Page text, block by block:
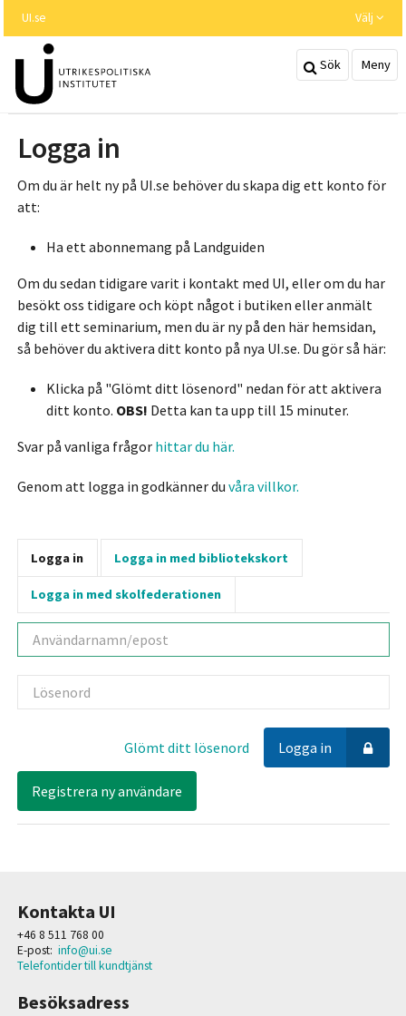
huvudinnehållet
UI.se Välj
Sök Meny
Logga in
Om du är helt ny på UI.se behöver du skapa dig ett konto för
att:
Ha ett abonnemang på Landguiden
Om du sedan tidigare varit i kontakt med UI, eller om du har
besökt oss tidigare och köpt något i butiken eller anmält
dig till ett seminarium, men du är ny på den här hemsidan,
så behöver du aktivera ditt konto på nya UI.se. Du gör så här:
Klicka på "Glömt ditt lösenord" nedan för att aktivera
ditt konto. OBS! Detta kan ta upp till 15 minuter.
Svar på vanliga frågor hittar du här.
Genom att logga in godkänner du våra villkor.
Logga in Logga in med bibliotekskort
Logga in med skolfederationen
Användarnamn
Lösenord
Logga in
Glömt ditt lösenord
Registrera ny användare
Kontakta UI
+46 8 511 768 00
E-post: info@ui.se
Telefontider till kundtjänst
Besöksadress